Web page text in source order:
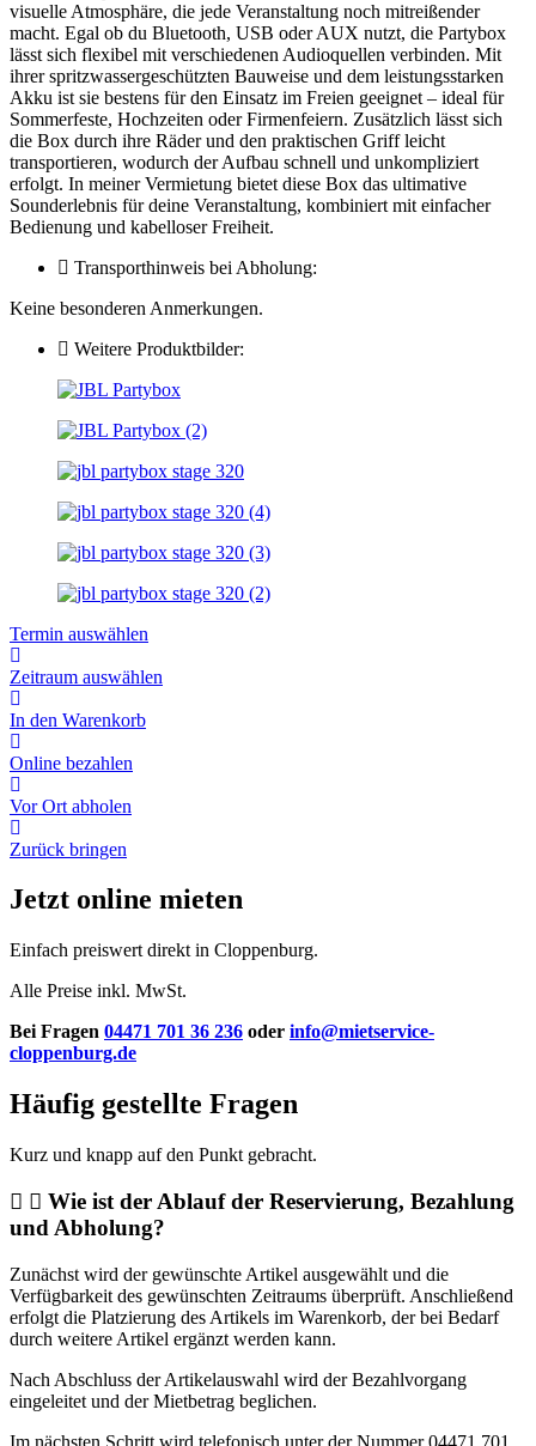
visuelle Atmosphäre, die jede Veranstaltung noch mitreißender
macht. Egal ob du Bluetooth, USB oder AUX nutzt, die Partybox
lässt sich flexibel mit verschiedenen Audioquellen verbinden. Mit
ihrer spritzwassergeschützten Bauweise und dem leistungsstarken
Akku ist sie bestens für den Einsatz im Freien geeignet – ideal für
Sommerfeste, Hochzeiten oder Firmenfeiern. Zusätzlich lässt sich
die Box durch ihre Räder und den praktischen Griff leicht
transportieren, wodurch der Aufbau schnell und unkompliziert
erfolgt. In meiner Vermietung bietet diese Box das ultimative
Sounderlebnis für deine Veranstaltung, kombiniert mit einfacher
Bedienung und kabelloser Freiheit.
Transporthinweis bei Abholung:
Keine besonderen Anmerkungen.
Weitere Produktbilder:
Termin auswählen
Zeitraum auswählen
In den Warenkorb
Online bezahlen
Vor Ort abholen
Zurück bringen
Jetzt online mieten
Einfach preiswert direkt in Cloppenburg.
Alle Preise inkl. MwSt.
Bei Fragen 04471 701 36 236 oder info@mietservice-
cloppenburg.de
Häufig gestellte Fragen
Kurz und knapp auf den Punkt gebracht.
Wie ist der Ablauf der Reservierung, Bezahlung
und Abholung?
Zunächst wird der gewünschte Artikel ausgewählt und die
Verfügbarkeit des gewünschten Zeitraums überprüft. Anschließend
erfolgt die Platzierung des Artikels im Warenkorb, der bei Bedarf
durch weitere Artikel ergänzt werden kann.
Nach Abschluss der Artikelauswahl wird der Bezahlvorgang
eingeleitet und der Mietbetrag beglichen.
Im nächsten Schritt wird telefonisch unter der Nummer 04471 701